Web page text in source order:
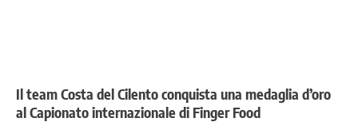
Il team Costa del Cilento conquista una medaglia d’oro
al Capionato internazionale di Finger Food